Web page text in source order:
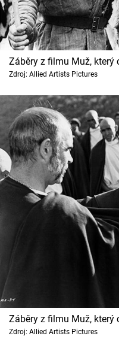
Záběry z filmu Muž, který
Zdroj: Allied Artists Pictures
Záběry z filmu Muž, který
Zdroj: Allied Artists Pictures